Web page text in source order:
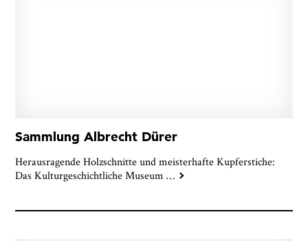
Sammlung Albrecht Dürer
Herausragende Holzschnitte und meisterhafte Kupferstiche:
Das Kulturgeschichtliche Museum …